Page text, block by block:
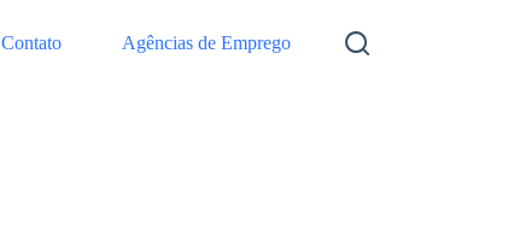
Contato Agências de Emprego